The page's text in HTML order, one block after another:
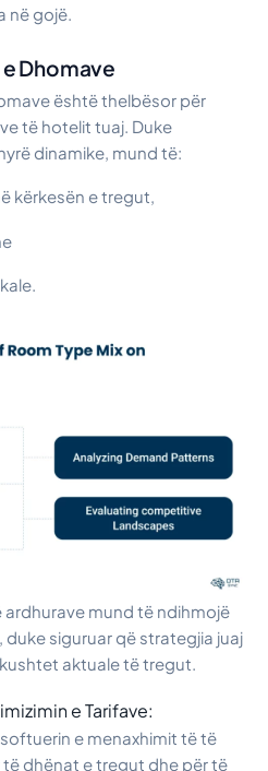
në gojë.
Dhomave
është thelbësor për
të hotelit tuaj. Duke
dinamike, mund të:
kërkesën e tregut,
mund të ndihmojë
, duke siguruar që strategjia juaj
aktuale të tregut.
e Tarifave:
e menaxhimit të të
të dhënat e tregut dhe për të